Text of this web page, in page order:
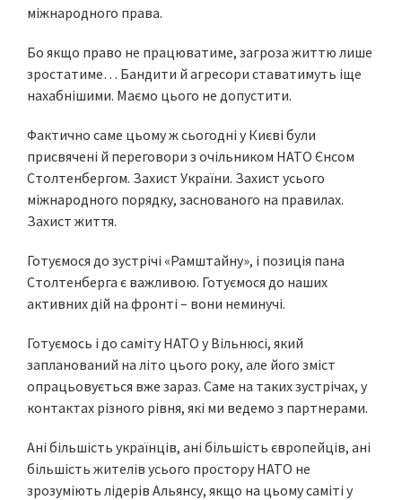
міжнародного права.
Бо якщо право не працюватиме, загроза життю лише
зростатиме… Бандити й агресори ставатимуть іще
нахабнішими. Маємо цього не допустити.
Фактично саме цьому ж сьогодні у Києві були
присвячені й переговори з очільником НАТО Єнсом
Столтенбергом. Захист України. Захист усього
міжнародного порядку, заснованого на правилах.
Захист життя.
Готуємося до зустрічі «Рамштайну», і позиція пана
Столтенберга є важливою. Готуємося до наших
активних дій на фронті – вони неминучі.
Готуємось і до саміту НАТО у Вільнюсі, який
запланований на літо цього року, але його зміст
опрацьовується вже зараз. Саме на таких зустрічах, у
контактах різного рівня, які ми ведемо з партнерами.
Ані більшість українців, ані більшість європейців, ані
більшість жителів усього простору НАТО не
зрозуміють лідерів Альянсу, якщо на цьому саміті у